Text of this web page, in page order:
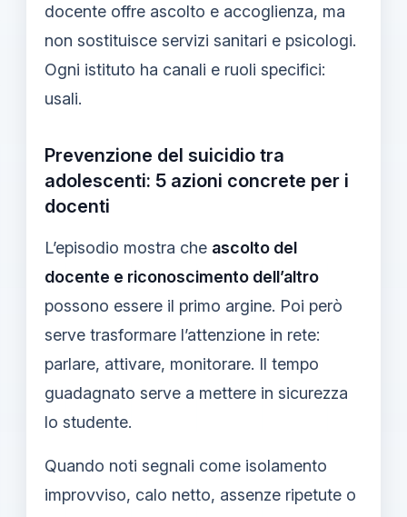
docente offre ascolto e accoglienza, ma
non sostituisce servizi sanitari e psicologi.
Ogni istituto ha canali e ruoli specifici:
usali.
Prevenzione del suicidio tra
adolescenti: 5 azioni concrete per i
docenti
L’episodio mostra che ascolto del
docente e riconoscimento dell’altro
possono essere il primo argine. Poi però
serve trasformare l’attenzione in rete:
parlare, attivare, monitorare. Il tempo
guadagnato serve a mettere in sicurezza
lo studente.
Quando noti segnali come isolamento
improvviso, calo netto, assenze ripetute o